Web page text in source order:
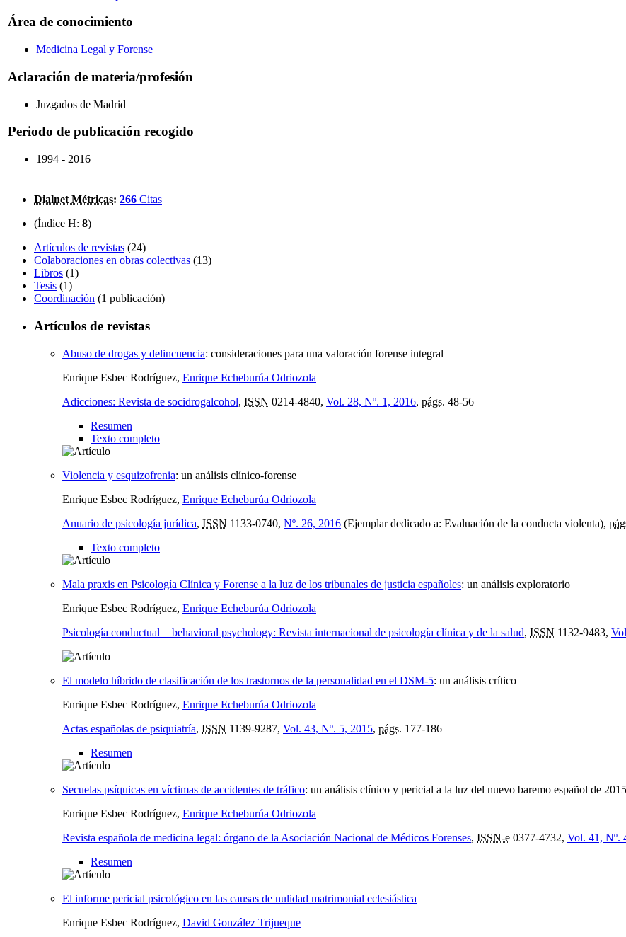
Área de conocimiento
Medicina Legal y Forense
Aclaración de materia/profesión
Juzgados de Madrid
Periodo de publicación recogido
1994 - 2016
Dialnet Métricas: 266 Citas
(Índice H: 8)
Artículos de revistas (24)
Colaboraciones en obras colectivas (13)
Libros (1)
Tesis (1)
Coordinación (1 publicación)
Artículos de revistas
Abuso de drogas y delincuencia: consideraciones para una valoración forense integral
Enrique Esbec Rodríguez, Enrique Echeburúa Odriozola
Adicciones: Revista de socidrogalcohol, ISSN 0214-4840, Vol. 28, Nº. 1, 2016, págs. 48-56
Resumen
Texto completo
Violencia y esquizofrenia: un análisis clínico-forense
Enrique Esbec Rodríguez, Enrique Echeburúa Odriozola
Anuario de psicología jurídica, ISSN 1133-0740, Nº. 26, 2016 (Ejemplar dedicado a: Evaluación de la conducta violenta),
Texto completo
Mala praxis en Psicología Clínica y Forense a la luz de los tribunales de justicia españoles: un análisis exploratorio
Enrique Esbec Rodríguez, Enrique Echeburúa Odriozola
Psicología conductual = behavioral psychology: Revista internacional de psicología clínica y de la salud, ISSN 1132-9483,
El modelo híbrido de clasificación de los trastornos de la personalidad en el DSM-5: un análisis crítico
Enrique Esbec Rodríguez, Enrique Echeburúa Odriozola
Actas españolas de psiquiatría, ISSN 1139-9287, Vol. 43, Nº. 5, 2015, págs. 177-186
Resumen
Secuelas psíquicas en víctimas de accidentes de tráfico: un análisis clínico y pericial a la luz del nuevo baremo español de 2015
Enrique Esbec Rodríguez, Enrique Echeburúa Odriozola
Revista española de medicina legal: órgano de la Asociación Nacional de Médicos Forenses, ISSN-e 0377-4732, Vol. 41, Nº.
Resumen
El informe pericial psicológico en las causas de nulidad matrimonial eclesiástica
Enrique Esbec Rodríguez, David González Trijueque